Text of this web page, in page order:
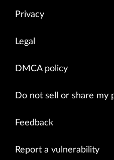
Privacy
Legal
DMCA policy
Do not sell or share my
Feedback
Report a vulnerability